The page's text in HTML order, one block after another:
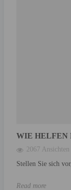
WIE HELFEN
2067 Ansichten
Stellen Sie sich
Read more